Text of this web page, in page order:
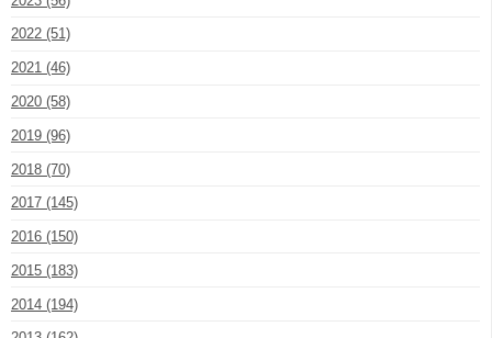
2022 (51)
2021 (46)
2020 (58)
2019 (96)
2018 (70)
2017 (145)
2016 (150)
2015 (183)
2014 (194)